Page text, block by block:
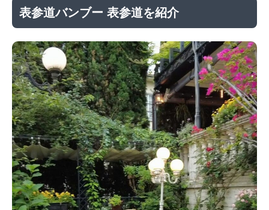
表参道バンブー 表参道を紹介